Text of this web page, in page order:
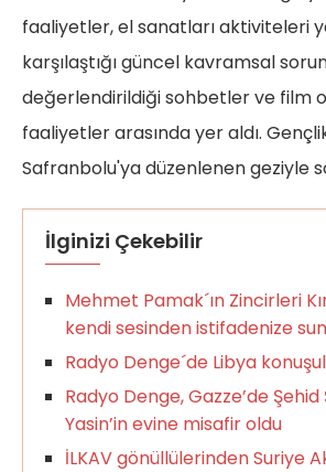
faaliyetler, el sanatları aktiviteleri
karşılaştığı güncel kavramsal
değerlendirildiği sohbetler ve film
faaliyetler arasında yer aldı.
Safranbolu'ya düzenlenen geziyle
İlginizi Çekebilir
Mehmet Pamak´ın Zincirleri
kendi sesinden istifadenize
Radyo Denge´de Libya
Radyo Denge, Gazze’de
Yasin’in evine misafir oldu
İLKAV gönüllülerinden Suriye